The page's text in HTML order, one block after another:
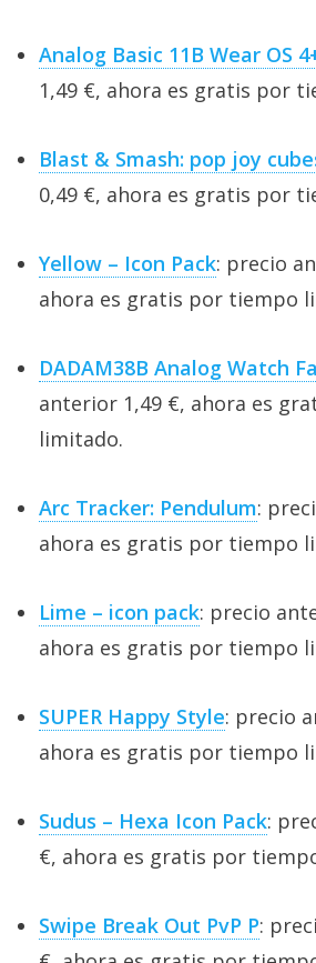
Analog Basic 11B Wear OS
1,49 €, ahora es gratis por
Blast & Smash: pop joy
0,49 €, ahora es gratis por
Yellow – Icon Pack: precio
ahora es gratis por tiempo
DADAM38B Analog Watch
anterior 1,49 €, ahora es
limitado.
Arc Tracker: Pendulum:
ahora es gratis por tiempo
Lime – icon pack: precio
ahora es gratis por tiempo
SUPER Happy Style: precio
ahora es gratis por tiempo
Sudus – Hexa Icon Pack:
€, ahora es gratis por
Swipe Break Out PvP P: